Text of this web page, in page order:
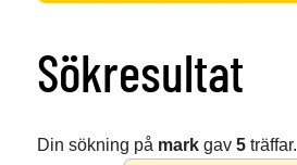
Sökresultat
Din sökning på markgav 5träffar.